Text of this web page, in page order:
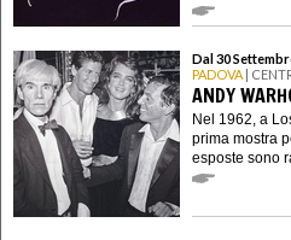
Dal 30
PADOVA |
ANDY
Nel 1962, a
prima mostra
esposte sono